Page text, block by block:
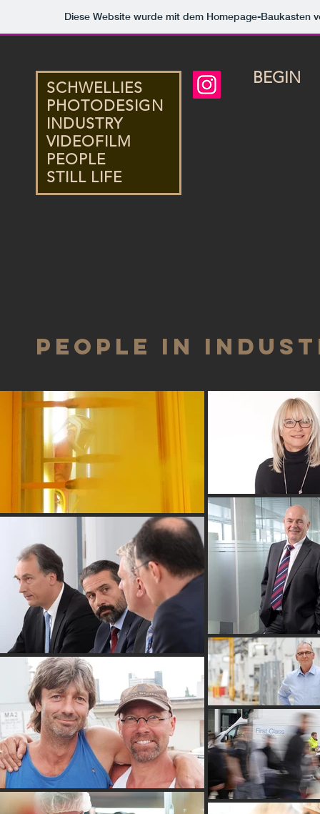
Diese Website wurde mit dem Homepage-Baukasten
SCHWELLIES
PHOTODESIGN
INDUSTRY
VIDEOFILM
PEOPLE
STILL LIFE
BEGIN
PEOPLE IN